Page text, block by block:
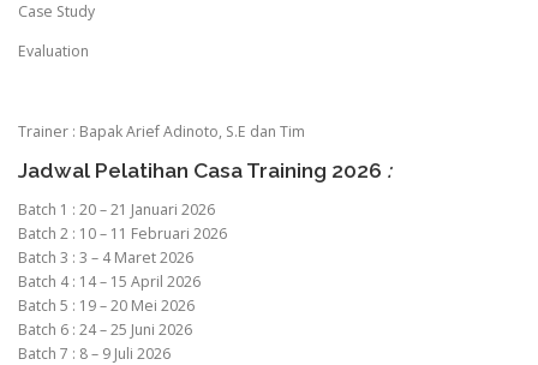
Case Study
Evaluation
Trainer : Bapak Arief Adinoto, S.E dan Tim
Jadwal Pelatihan Casa Training 2026 :
Batch 1 : 20 – 21 Januari 2026
Batch 2 : 10 – 11 Februari 2026
Batch 3 : 3 – 4 Maret 2026
Batch 4 : 14 – 15 April 2026
Batch 5 : 19 – 20 Mei 2026
Batch 6 : 24 – 25 Juni 2026
Batch 7 : 8 – 9 Juli 2026